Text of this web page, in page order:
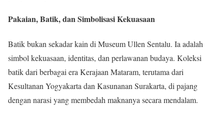
Pakaian, Batik, dan Simbolisasi Kekuasaan
Batik bukan sekadar kain di Museum Ullen Sentalu. Ia adalah
simbol kekuasaan, identitas, dan perlawanan budaya. Koleksi
batik dari berbagai era Kerajaan Mataram, terutama dari
Kesultanan Yogyakarta dan Kasunanan Surakarta, di pajang
dengan narasi yang membedah maknanya secara mendalam.